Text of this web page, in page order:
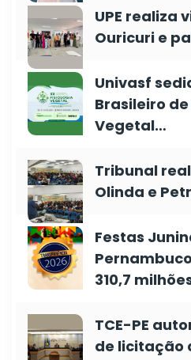
UPE realiza
Ouricuri e
Univasf
Brasileiro
Vegetal…
Tribunal
Olinda e
Festas
310,7
TCE-PE
de licitação